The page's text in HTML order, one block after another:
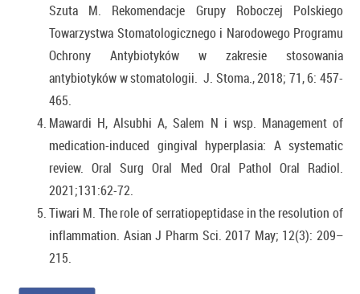
Szuta M. Rekomendacje Grupy Roboczej Polskiego
Towarzystwa Stomatologicznego i Narodowego Programu
Ochrony Antybiotyków w zakresie stosowania
antybiotyków w stomatologii. J. Stoma., 2018; 71, 6: 457-
465.
Mawardi H, Alsubhi A, Salem N i wsp. Management of
medication-induced gingival hyperplasia: A systematic
review. Oral Surg Oral Med Oral Pathol Oral Radiol.
2021;131:62-72.
Tiwari M. The role of serratiopeptidase in the resolution of
inflammation. Asian J Pharm Sci. 2017 May; 12(3): 209–
215.